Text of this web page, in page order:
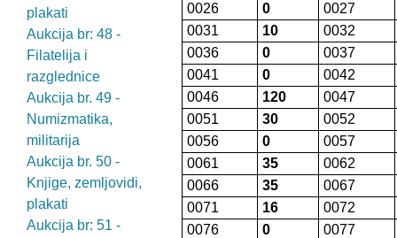
plakati
Aukcija br: 48 -
Filatelija i
razglednice
Aukcija br. 49 -
Numizmatika,
militarija
Aukcija br. 50 -
Knjige, zemljovidi,
plakati
Aukcija br: 51 -
0026
0
0027
0031
10
0032
0036
0
0037
0041
0
0042
0046
120
0047
0051
30
0052
0056
0
0057
0061
35
0062
0066
35
0067
0071
16
0072
0076
0
0077